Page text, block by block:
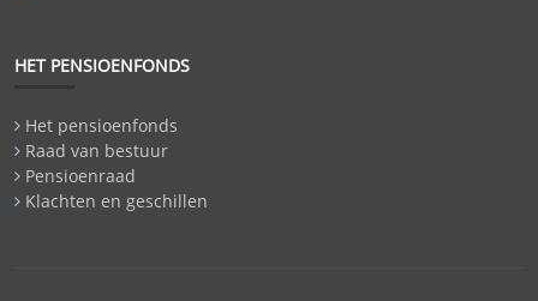
HET PENSIOENFONDS
Het pensioenfonds
Raad van bestuur
Pensioenraad
Klachten en geschillen